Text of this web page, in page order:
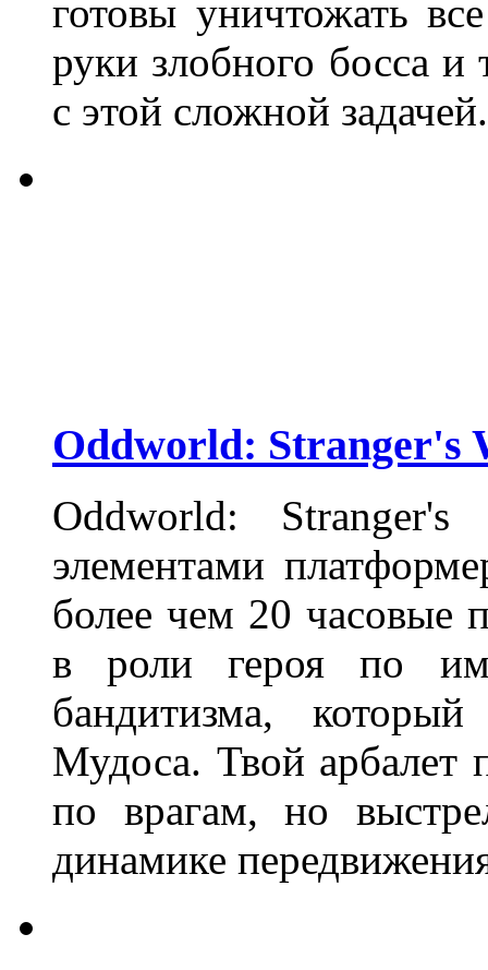
готовы уничтожать
руки злобного босса
с этой сложной задачей.
Oddworld: Stranger's
Oddworld:
элементами
более чем 20 часовые
в роли героя по
бандитизма,
Мудоса. Твой арбалет
по врагам, но
динамике